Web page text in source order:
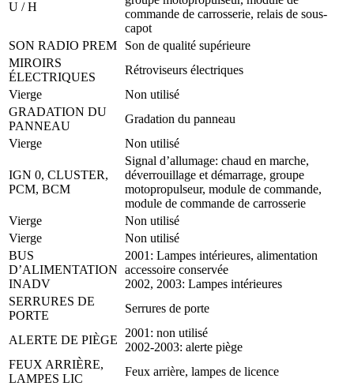
U / H
commande de carrosserie, relais de sous-
capot
SON RADIO PREM
Son de qualité supérieure
MIROIRS
ÉLECTRIQUES
Rétroviseurs électriques
Vierge
Non utilisé
GRADATION DU
PANNEAU
Gradation du panneau
Vierge
Non utilisé
IGN 0, CLUSTER,
PCM, BCM
Signal d’allumage: chaud en marche,
déverrouillage et démarrage, groupe
motopropulseur, module de commande,
module de commande de carrosserie
Vierge
Non utilisé
Vierge
Non utilisé
BUS
D’ALIMENTATION
INADV
2001: Lampes intérieures, alimentation
accessoire conservée
2002, 2003: Lampes intérieures
SERRURES DE
PORTE
Serrures de porte
ALERTE DE PIÈGE
2001: non utilisé
2002-2003: alerte piège
FEUX ARRIÈRE,
LAMPES LIC
Feux arrière, lampes de licence